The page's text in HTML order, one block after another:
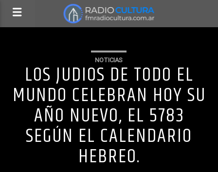
NOTICIAS
LOS JUDIOS DE TODO EL
MUNDO CELEBRAN HOY SU
AÑO NUEVO, EL 5783
SEGÚN EL CALENDARIO
HEBREO.